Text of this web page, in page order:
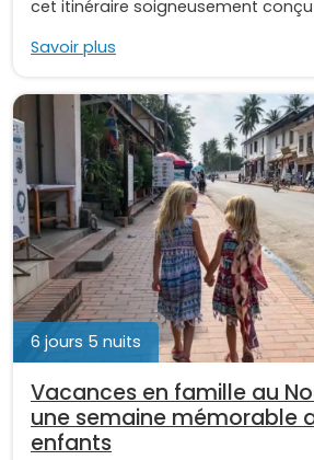
cet itinéraire soigneusement
Savoir plus
6 jours 5 nuits
Vacances en famille au
une semaine mémorable
enfants